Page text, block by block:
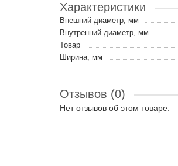
Характеристики
Внешний диаметр, мм
Внутренний диаметр, мм
Товар
Ширина, мм
Отзывов (0)
Нет отзывов об этом товаре.